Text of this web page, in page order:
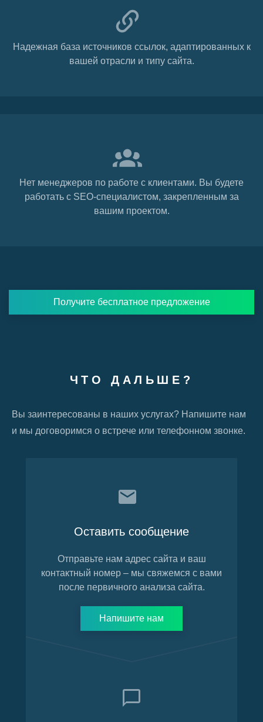
Надежная база источников ссылок, адаптированных к
вашей отрасли и типу сайта.
Нет менеджеров по работе с клиентами. Вы будете
работать с SEO-специалистом, закрепленным за
вашим проектом.
Получите бесплатное предложение
ЧТО ДАЛЬШЕ?
Вы заинтересованы в наших услугах? Напишите нам
и мы договоримся о встрече или телефонном звонке.
Оставить сообщение
Отправьте нам адрес сайта и ваш
контактный номер – мы свяжемся с вами
после первичного анализа сайта.
Напишите нам